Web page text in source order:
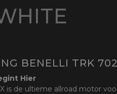
BENELLI TRK
Hier
is de ultieme allroad motor